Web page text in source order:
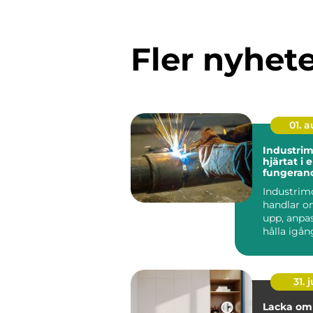
Fler
01.
hjärtat i
handlar
upp,
hålla
att ...
31.
Lacka